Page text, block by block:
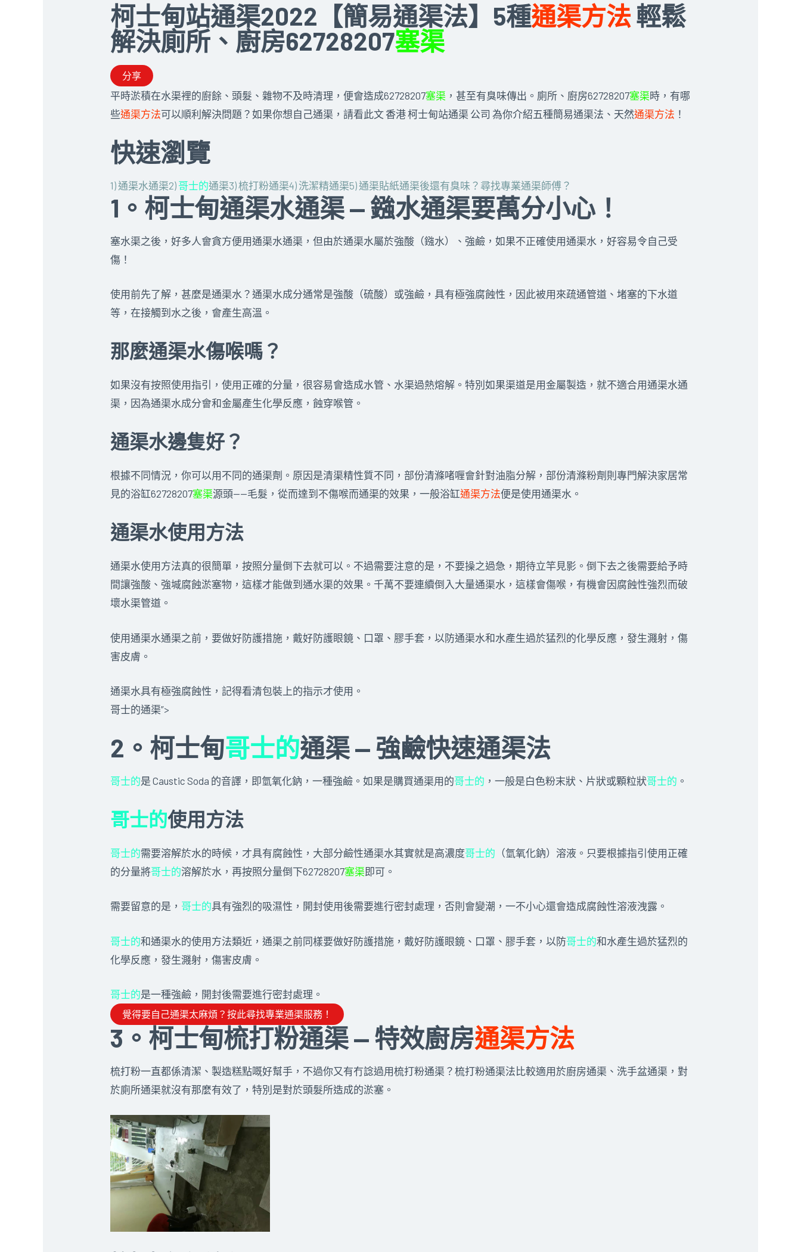
柯士甸站通渠2022【簡易通渠法】5種通渠方法輕鬆
解決廁所、廚房62728207塞渠
分享
平時淤積在水渠裡的廚餘、頭髮、雜物不及時清理，便會造成62728207塞渠 ，甚至有臭味傳出。廁所、廚房62728207塞渠時，有哪
些通渠方法可以順利解決問題？如果你想自己通渠，請看此文 香港 柯士甸站通渠 公司 為你介紹五種簡易通渠法、天然通渠方法 ！
快速瀏覽
1) 通渠水通渠2) 哥士的通渠3) 梳打粉通渠4) 洗潔精通渠5) 通渠貼紙通渠後還有臭味？尋找專業通渠師傅？
1。柯士甸通渠水通渠 — 鏹水通渠要萬分小心！
塞水渠之後，好多人會貪方便用通渠水通渠，但由於通渠水屬於強酸（鏹水）、強鹼，如果不正確使用通渠水，好容易令自己受
傷！
使用前先了解，甚麼是通渠水？通渠水成分通常是強酸（硫酸）或強鹼，具有極強腐蝕性，因此被用來疏通管道、堵塞的下水道
等，在接觸到水之後，會產生高溫。
那麼通渠水傷喉嗎？
如果沒有按照使用指引，使用正確的分量，很容易會造成水管、水渠過熱熔解。特別如果渠道是用金屬製造，就不適合用通渠水通
渠，因為通渠水成分會和金屬產生化學反應，蝕穿喉管。
通渠水邊隻好？
根據不同情況，你可以用不同的通渠劑。原因是清渠精性質不同，部份清滌啫喱會針對油脂分解，部份清滌粉劑則專門解決家居常
見的浴缸62728207塞渠源頭——毛髮，從而達到不傷喉而通渠的效果，一般浴缸通渠方法便是使用通渠水。
通渠水使用方法
通渠水使用方法真的很簡單，按照分量倒下去就可以。不過需要注意的是，不要操之過急，期待立竿見影。倒下去之後需要給予時
間讓強酸、強堿腐蝕淤塞物，這樣才能做到通水渠的效果。千萬不要連續倒入大量通渠水，這樣會傷喉，有機會因腐蝕性強烈而破
壞水渠管道。
使用通渠水通渠之前，要做好防護措施，戴好防護眼鏡、口罩、膠手套，以防通渠水和水產生過於猛烈的化學反應，發生濺射，傷
害皮膚。
通渠水具有極強腐蝕性，記得看清包裝上的指示才使用。
哥士的通渠”>
2。柯士甸哥士的通渠 — 強鹼快速通渠法
哥士的是 Caustic Soda 的音譯，即氫氧化鈉，一種強鹼。如果是購買通渠用的哥士的 ，一般是白色粉末狀、片狀或顆粒狀哥士的 。
哥士的使用方法
哥士的需要溶解於水的時候，才具有腐蝕性，大部分鹼性通渠水其實就是高濃度哥士的 （氫氧化鈉）溶液。只要根據指引使用正確
的分量將哥士的溶解於水，再按照分量倒下62728207塞渠 即可。
需要留意的是， 哥士的具有強烈的吸濕性，開封使用後需要進行密封處理，否則會變潮，一不小心還會造成腐蝕性溶液洩露。
哥士的和通渠水的使用方法類近，通渠之前同樣要做好防護措施，戴好防護眼鏡、口罩、膠手套，以防哥士的和水產生過於猛烈的
化學反應，發生濺射，傷害皮膚。
哥士的是一種強鹼，開封後需要進行密封處理。
覺得要自己通渠太麻煩？按此尋找專業通渠服務！
3。柯士甸梳打粉通渠 — 特效廚房通渠方法
梳打粉一直都係清潔、製造糕點嘅好幫手，不過你又有冇諗過用梳打粉通渠？梳打粉通渠法比較適用於廚房通渠、洗手盆通渠，對
於廁所通渠就沒有那麼有效了，特別是對於頭髮所造成的淤塞。